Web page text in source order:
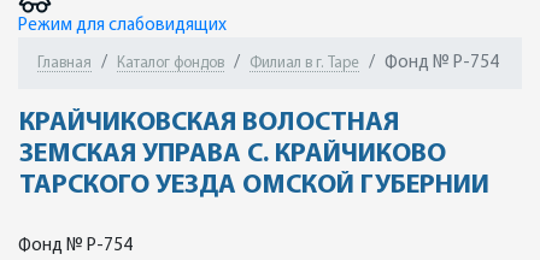
Режим для слабовидящих
Главная Каталог фондов Филиал в г. Таре Фонд № Р-754
КРАЙЧИКОВСКАЯ ВОЛОСТНАЯ
ЗЕМСКАЯ УПРАВА С. КРАЙЧИКОВО
ТАРСКОГО УЕЗДА ОМСКОЙ ГУБЕРНИИ
Фонд № Р-754